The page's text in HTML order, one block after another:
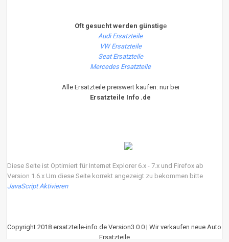
Oft gesucht werden günstige
Audi Ersatzteile
VW Ersatzteile
Seat Ersatzteile
Mercedes Ersatzteile
Alle Ersatzteile preiswert kaufen: nur bei
Ersatzteile Info .de
Diese Seite ist Optimiert für Internet Explorer 6.x - 7.x und Firefox ab
Version 1.6.x Um diese Seite korrekt angezeigt zu bekommen bitte
JavaScript Aktivieren
Copyright 2018 ersatzteile-info.de Version3.0.0 | Wir verkaufen neue Auto
Ersatzteile